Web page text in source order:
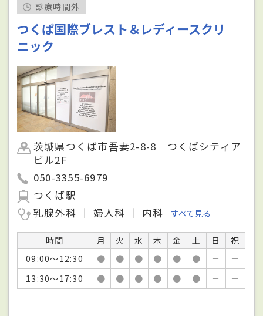
診療時間外
つくば国際ブレスト＆レディースクリ
ニック
茨城県つくば市吾妻2-8-8 つくばシティア
ビル2F
050-3355-6979
つくば駅
乳腺外科
婦人科 内科 すべて見る
時間 月 火 水 木 金 土 日
祝
09:00～12:30
● ● ● ● ● ● －
－
13:30～17:30
● ● ● ● ● ● － －